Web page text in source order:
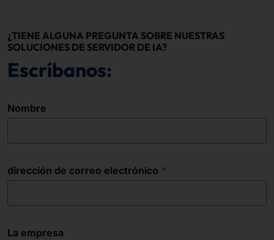
¿TIENE ALGUNA PREGUNTA SOBRE NUESTRAS
SOLUCIONES DE SERVIDOR DE IA?
Escríbanos:
Nombre
dirección de correo electrónico
La empresa